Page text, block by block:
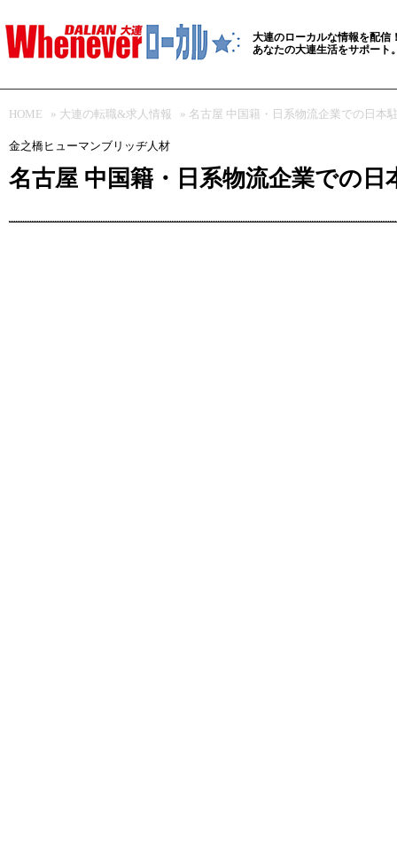
大連のローカルな情報を配信
あなたの大連生活をサポート
HOME » 大連の転職&求人情報 » 名古屋 中国籍・日系物流企業での日本
金之橋ヒューマンブリッヂ人材
名古屋 中国籍・日系物流企業での